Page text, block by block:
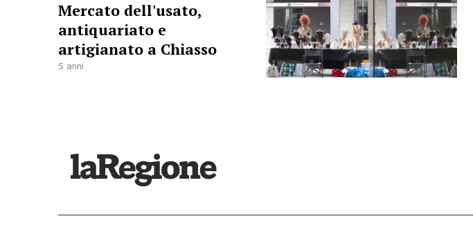
Mercato dell'usato,
antiquariato e
artigianato a Chiasso
5 anni